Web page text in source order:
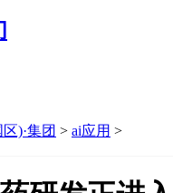
)·集团 > ai应用 >